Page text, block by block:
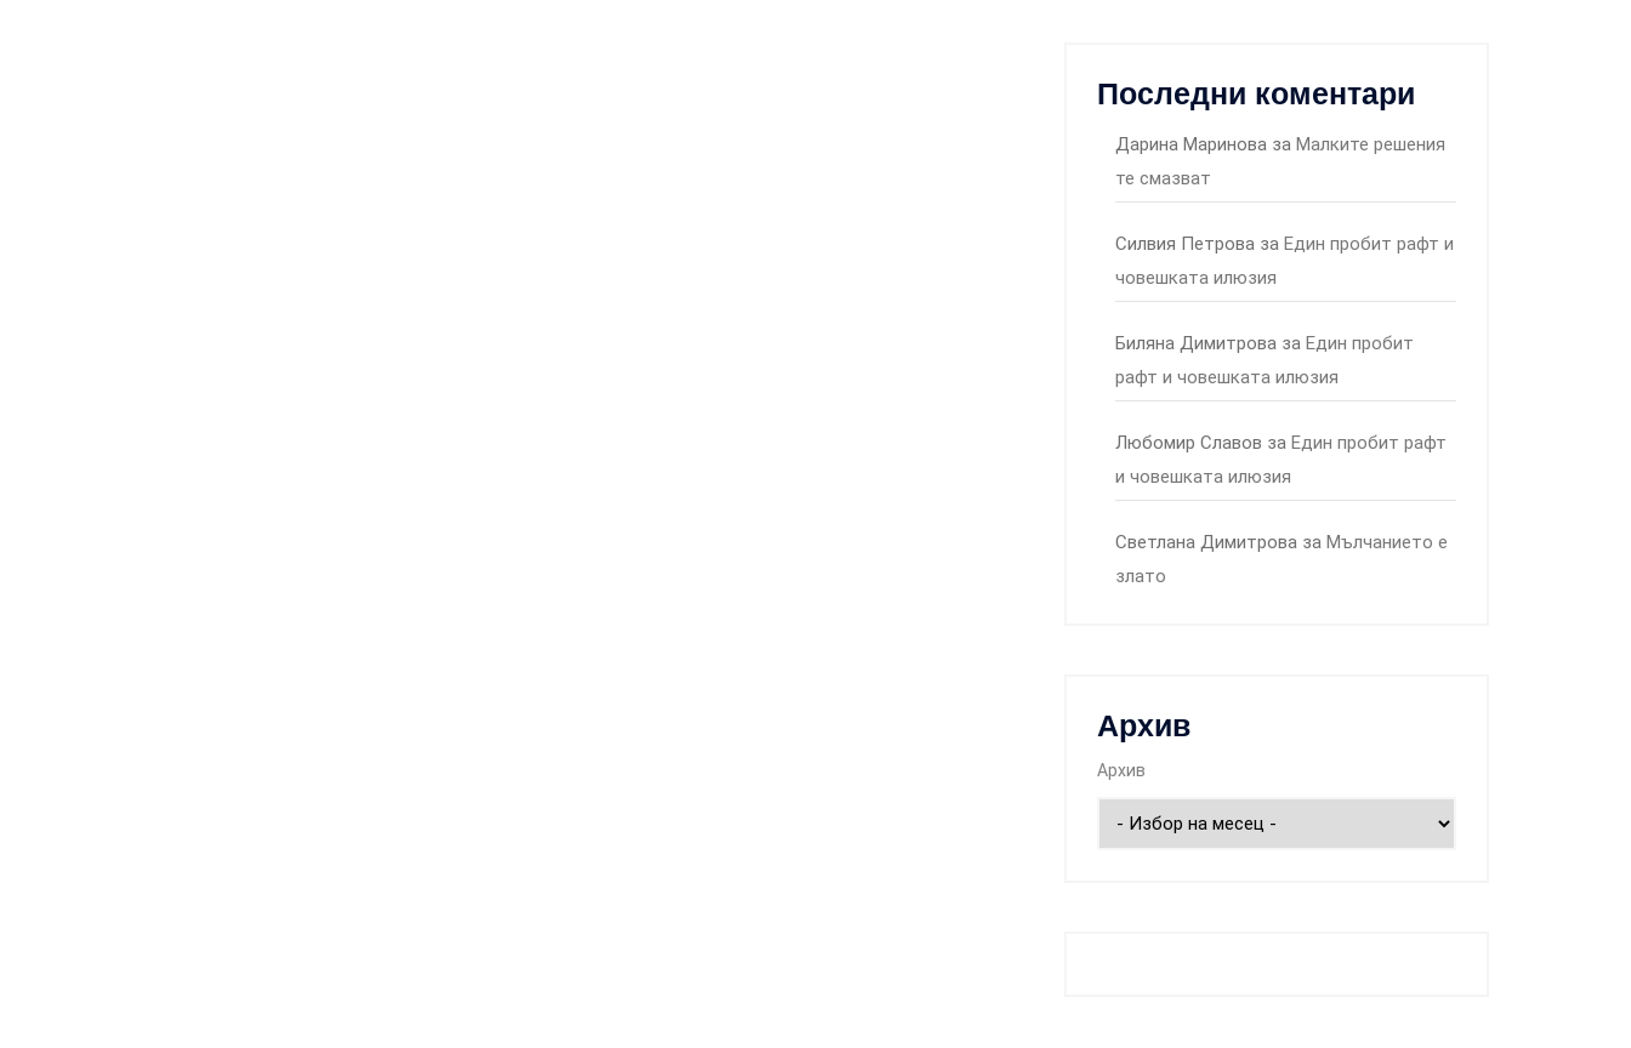
Последни коментари
Дарина Маринова за Малките решения
те смазват
Силвия Петрова за Един пробит рафт и
човешката илюзия
Биляна Димитрова за Един пробит
рафт и човешката илюзия
Любомир Славов за Един пробит рафт
и човешката илюзия
Светлана Димитрова за Мълчанието е
злато
Архив
Архив